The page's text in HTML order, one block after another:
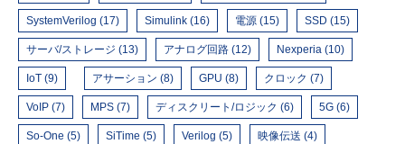
SystemVerilog (17) Simulink (16) 電源 (15) SSD (15)
サーバ/ストレージ (13) アナログ回路 (12) Nexperia (10)
IoT (9) アサーション (8) GPU (8) クロック (7)
VoIP (7) MPS (7) ディスクリート/ロジック (6) 5G (6)
So-One (5) SiTime (5) Verilog (5) 映像伝送 (4)